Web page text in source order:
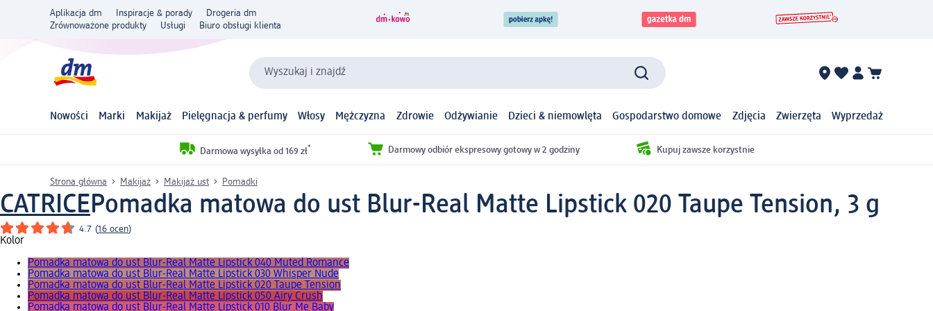
Aplikacja dm Inspiracje & porady
Drogeria dm
Zrównoważone produkty
Usługi Biuro obsługi klienta
Wyszukaj i znajdź
Nowości Marki Makijaż Pielęgnacja & perfumy Włosy Mężczyzna Zdrowie Odżywianie Dzieci & niemowlęta Gospodarstwo domowe Zdjęcia Zwierzęta Wyprzedaż
Darmowa wysyłka od 169 zł* Darmowy odbiór ekspresowy gotowy w 2 godziny Kupuj zawsze korzystnie
Strona główna Makijaż Makijaż ust Pomadki
CATRICEPomadka matowa do ust Blur-Real Matte Lipstick 020 Taupe Tension, 3 g
4.7 (16 ocen)
Kolor
Pomadka matowa do ust Blur-Real Matte Lipstick 040 Muted Romance
Pomadka matowa do ust Blur-Real Matte Lipstick 030 Whisper Nude
Pomadka matowa do ust Blur-Real Matte Lipstick 020 Taupe Tension
Pomadka matowa do ust Blur-Real Matte Lipstick 050 Airy Crush
Pomadka matowa do ust Blur-Real Matte Lipstick 010 Blur Me Baby